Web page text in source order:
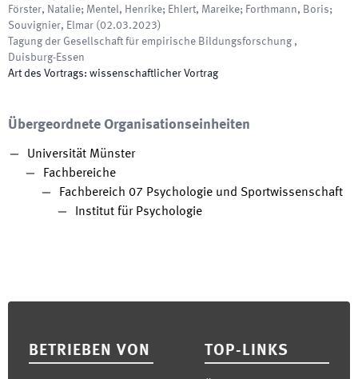
Förster, Natalie; Mentel, Henrike; Ehlert, Mareike; Forthmann, Boris;
Souvignier, Elmar (02.03.2023)
Tagung der Gesellschaft für empirische Bildungsforschung ,
Duisburg-Essen
Art des Vortrags: wissenschaftlicher Vortrag
Übergeordnete Organisationseinheiten
Universität Münster
Fachbereiche
Fachbereich 07 Psychologie und Sportwissenschaft
Institut für Psychologie
BETRIEBEN VON TOP-LINKS